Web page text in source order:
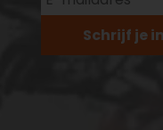
Schrijf je